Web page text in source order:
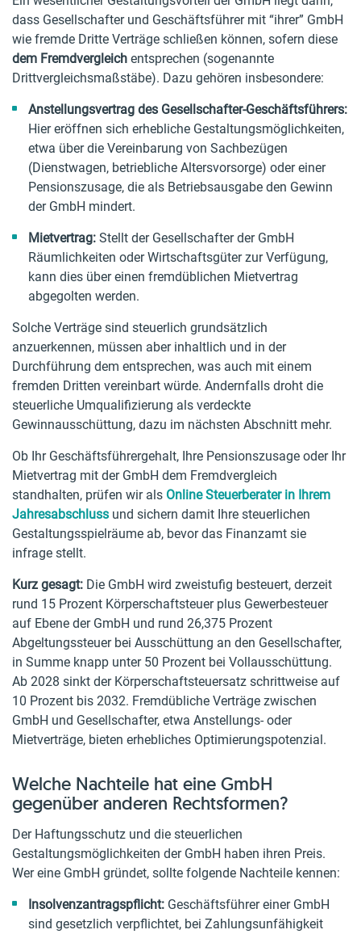
dass Gesellschafter und Geschäftsführer mit “ihrer” GmbH
wie fremde Dritte Verträge schließen können, sofern diese
dem Fremdvergleich entsprechen (sogenannte
Drittvergleichsmaßstäbe). Dazu gehören insbesondere:
Anstellungsvertrag des Gesellschafter-Geschäftsführers:
Hier eröffnen sich erhebliche Gestaltungsmöglichkeiten,
etwa über die Vereinbarung von Sachbezügen
(Dienstwagen, betriebliche Altersvorsorge) oder einer
Pensionszusage, die als Betriebsausgabe den Gewinn
der GmbH mindert.
Mietvertrag: Stellt der Gesellschafter der GmbH
Räumlichkeiten oder Wirtschaftsgüter zur Verfügung,
kann dies über einen fremdüblichen Mietvertrag
abgegolten werden.
Solche Verträge sind steuerlich grundsätzlich
anzuerkennen, müssen aber inhaltlich und in der
Durchführung dem entsprechen, was auch mit einem
fremden Dritten vereinbart würde. Andernfalls droht die
steuerliche Umqualifizierung als verdeckte
Gewinnausschüttung, dazu im nächsten Abschnitt mehr.
Ob Ihr Geschäftsführergehalt, Ihre Pensionszusage oder Ihr
Mietvertrag mit der GmbH dem Fremdvergleich
standhalten, prüfen wir als Online Steuerberater in Ihrem
Jahresabschluss und sichern damit Ihre steuerlichen
Gestaltungsspielräume ab, bevor das Finanzamt sie
infrage stellt.
Kurz gesagt: Die GmbH wird zweistufig besteuert, derzeit
rund 15 Prozent Körperschaftsteuer plus Gewerbesteuer
auf Ebene der GmbH und rund 26,375 Prozent
Abgeltungssteuer bei Ausschüttung an den Gesellschafter,
in Summe knapp unter 50 Prozent bei Vollausschüttung.
Ab 2028 sinkt der Körperschaftsteuersatz schrittweise auf
10 Prozent bis 2032. Fremdübliche Verträge zwischen
GmbH und Gesellschafter, etwa Anstellungs- oder
Mietverträge, bieten erhebliches Optimierungspotenzial.
Welche Nachteile hat eine GmbH
gegenüber anderen Rechtsformen?
Der Haftungsschutz und die steuerlichen
Gestaltungsmöglichkeiten der GmbH haben ihren Preis.
Wer eine GmbH gründet, sollte folgende Nachteile kennen:
Insolvenzantragspflicht: Geschäftsführer einer GmbH
sind gesetzlich verpflichtet, bei Zahlungsunfähigkeit